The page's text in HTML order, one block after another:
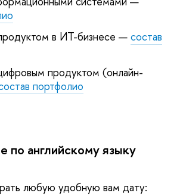
в ИТ-бизнесе — состав
продуктом (онлайн-
портфолио
по английскому языку
любую удобную вам дату: